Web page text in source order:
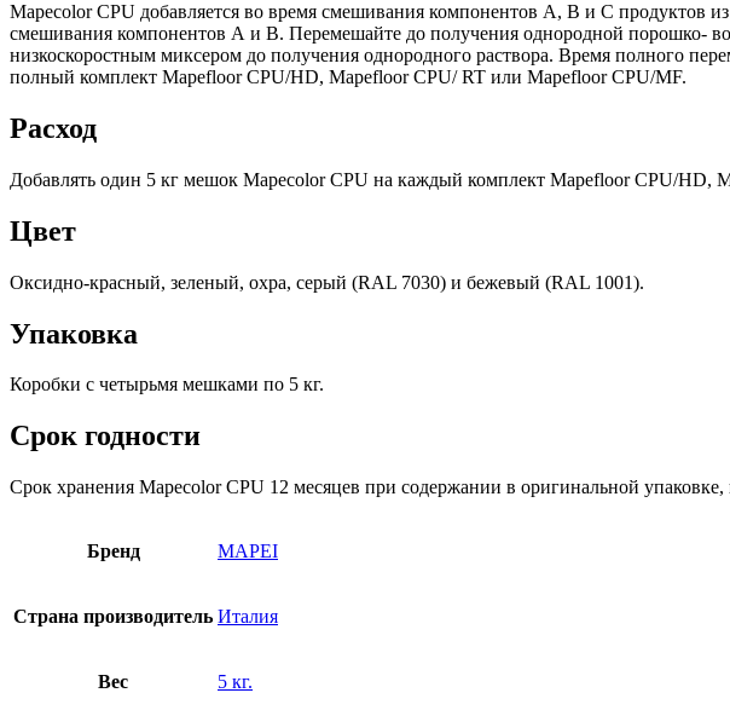
Mapecolor CPU добавляется во время смешивания компонентов А, В и С продуктов
смешивания компонентов А и В. Перемешайте до получения однородной порошко-
низкоскоростным миксером до получения однородного раствора. Время полного
полный комплект Mapefloor CPU/HD, Mapefloor CPU/ RT или Mapefloor CPU/MF.
Расход
Добавлять один 5 кг мешок Mapecolor CPU на каждый комплект Mapefloor CPU/HD,
Цвет
Оксидно-красный, зеленый, охра, серый (RAL 7030) и бежевый (RAL 1001).
Упаковка
Коробки с четырьмя мешками по 5 кг.
Срок годности
Срок хранения Mapecolor CPU 12 месяцев при содержании в оригинальной упаковке,
Бренд MAPEI
Страна производитель Италия
Вес 5 кг.